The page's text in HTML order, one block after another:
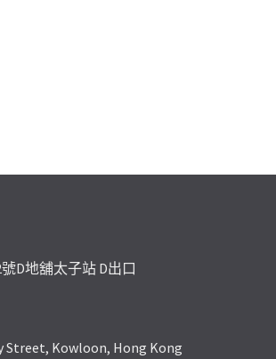
D地舖太子站 D出口
Street, Kowloon, Hong Kong